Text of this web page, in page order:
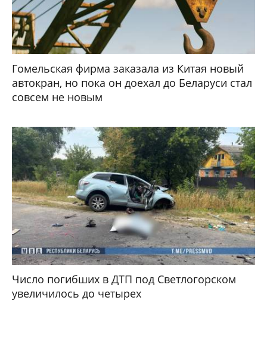
Гомельская фирма заказала из Китая новый
автокран, но пока он доехал до Беларуси стал
совсем не новым
Число погибших в ДТП под Светлогорском
увеличилось до четырех